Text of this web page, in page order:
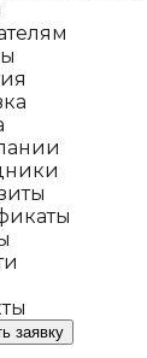
заявку